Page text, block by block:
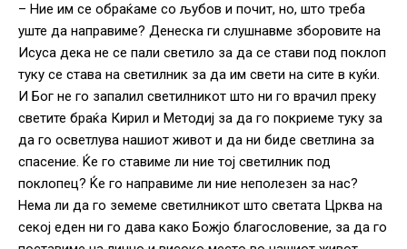
– Ние им се обраќаме со љубов и почит, но, што треба
уште да направиме? Денеска ги слушнавме зборовите на
Исуса дека не се пали светило за да се стави под поклоп
туку се става на светилник за да им свети на сите в куќи.
И Бог не го запалил светилникот што ни го врачил преку
светите браќа Кирил и Методиј за да го покриеме туку за
да го осветлува нашиот живот и да ни биде светлина за
спасение. Ќе го ставиме ли ние тој светилник под
поклопец? Ќе го направиме ли ние неполезен за нас?
Нема ли да го земеме светилникот што светата Црква на
секој еден ни го дава како Божјо благословение, за да го